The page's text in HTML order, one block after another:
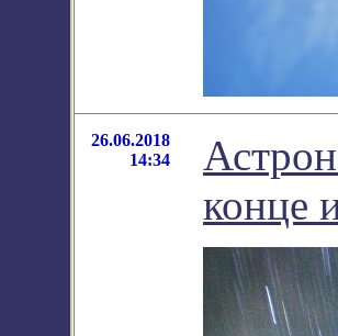
26.06.2018
14:34
конце